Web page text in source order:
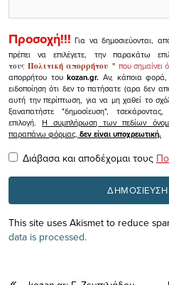
Προσοχή!!! Για να δημοσιεύονται,
πρέπει να επιλέγετε, την παρακάτω
τουςΠολιτική απορρήτου" που σημαίνει
απορρήτου τουkozan.gr. Αν, κάποια φορά,
ειδοποίηση ότι δεν το πατήσατε (αρα δεν
αυτή την περίπτωση, για να μη χαθεί το
ξαναπατήστε "δημοσίευση",
επιλογή.Η συμπλήρωση των πεδίων
παραπάνω φόρμας, δεν είναι υποχρεωτική.
Διάβασα και αποδέχομαι τους
This site uses Akismet to reduce
data is processed.